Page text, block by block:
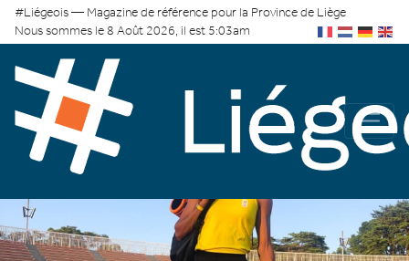
#Liégeois — Magazine de référence pour la Province de Liège
Nous sommes le 8 Août 2026, il est 5:03am